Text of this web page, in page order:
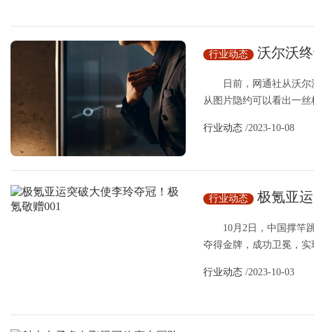
行业动态 沃尔沃
日前，网通社从沃尔
从图片隐约可以看出一丝
行业动态 /2023-10-08
行业动态 极氪亚
10月2日，中国撑竿跳
夺得金牌，成功卫冕，
行业动态 /2023-10-03